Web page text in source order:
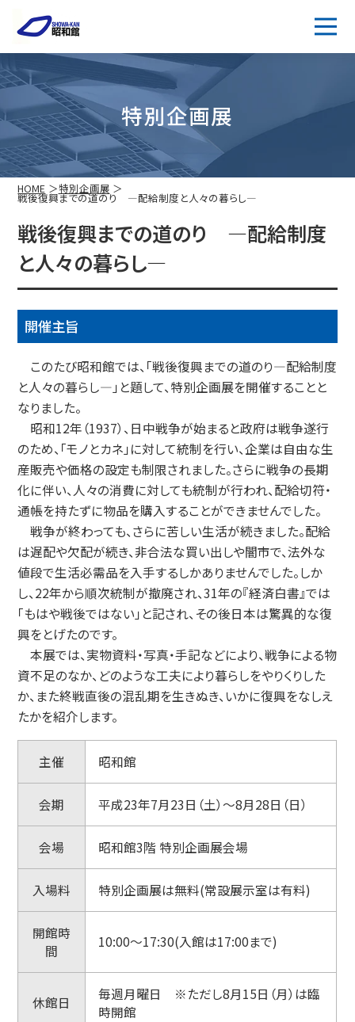
特別企画展
HOME 特別企画展
戦後復興までの道のり —配給制度と人々の暮らし—
戦後復興までの道のり —配給制度
と人々の暮らし—
開催主旨
このたび昭和館では、「戦後復興までの道のり—配給制度
と人々の暮らし—」と題して、特別企画展を開催することと
なりました。
昭和12年（1937）、日中戦争が始まると政府は戦争遂行
のため、「モノとカネ」に対して統制を行い、企業は自由な生
産販売や価格の設定も制限されました。さらに戦争の長期
化に伴い、人々の消費に対しても統制が行われ、配給切符・
通帳を持たずに物品を購入することができませんでした。
戦争が終わっても、さらに苦しい生活が続きました。配給
は遅配や欠配が続き、非合法な買い出しや闇市で、法外な
値段で生活必需品を入手するしかありませんでした。しか
し、22年から順次統制が撤廃され、31年の『経済白書』では
「もはや戦後ではない」と記され、その後日本は驚異的な復
興をとげたのです。
本展では、実物資料・写真・手記などにより、戦争による物
資不足のなか、どのような工夫により暮らしをやりくりした
か、また終戦直後の混乱期を生きぬき、いかに復興をなしえ
たかを紹介します。
主催 昭和館
会期 平成23年7月23日（土）～8月28日（日）
会場 昭和館3階 特別企画展会場
入場料 特別企画展は無料(常設展示室は有料)
開館時
間
10:00～17:30(入館は17:00まで)
休館日
毎週月曜日 ※ただし8月15日（月）は臨
時開館